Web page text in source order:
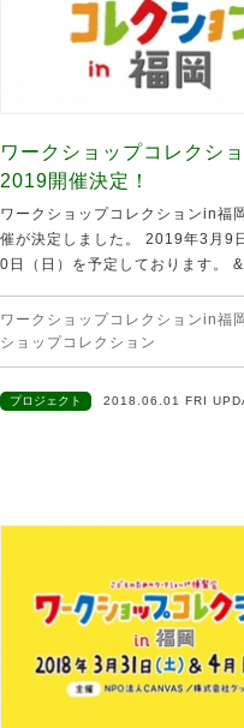
ワークショップコレクシ
2019開催決定！
ワークショップコレクションin福
催が決定しました。 2019年3月9
0日（日）を予定しております。
ワークショップコレクションin福岡
ショップコレクション
プロジェクト 2018.06.01 FRI